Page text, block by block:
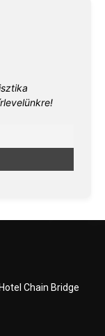
Chain Bridge